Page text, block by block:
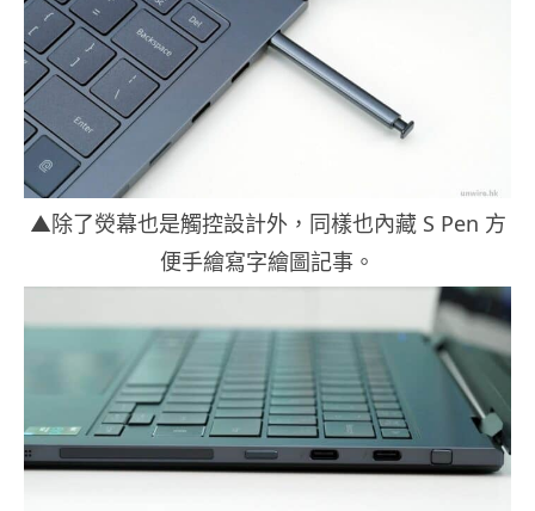
▲除了熒幕也是觸控設計外，同樣也內藏 S Pen 方
便手繪寫字繪圖記事。